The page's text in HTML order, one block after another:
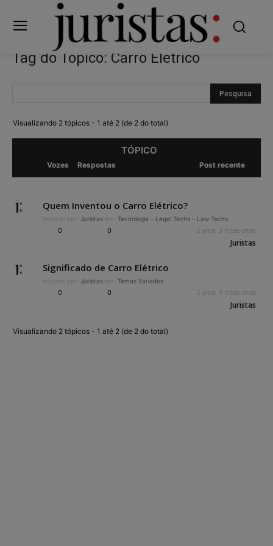
Tag do Tópico: Carro Elétrico
Visualizando 2 tópicos - 1 até 2 (de 2 do total)
TÓPICO
Vozes Respostas Post recente
Quem Inventou o Carro Elétrico?
Iniciado por: Juristas em: Tecnologia – Legal Techs – Law Techs
0 0 2 anos, 3 meses atrás
Juristas
Significado de Carro Elétrico
Iniciado por: Juristas em: Temas Variados
0 0 2 anos, 3 meses atrás
Juristas
Visualizando 2 tópicos - 1 até 2 (de 2 do total)